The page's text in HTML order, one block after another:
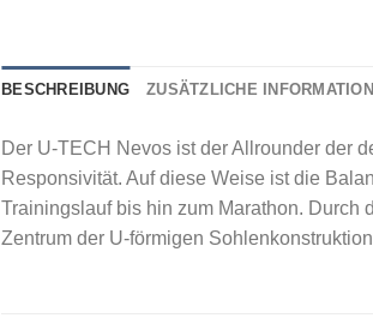
BESCHREIBUNG ZUSÄTZLICHE
Der U-TECH Nevos ist der Allrounder der
Responsivität. Auf diese Weise ist die
Trainingslauf bis hin zum Marathon. Durch
Zentrum der U-förmigen